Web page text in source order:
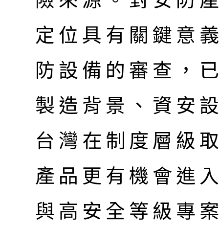
定位具有關鍵意
防設備的審查，
製造背景、資安
台灣在制度層級
產品更有機會進
與高安全等級專